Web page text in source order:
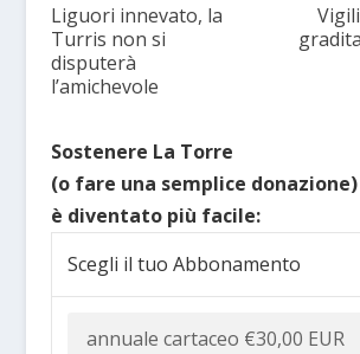
Liguori innevato, la
Turris non si
disputerà
l’amichevole
Sostenere La Torre
(o fare una semplice donazione)
è diventato più facile:
Scegli il tuo Abbonamento